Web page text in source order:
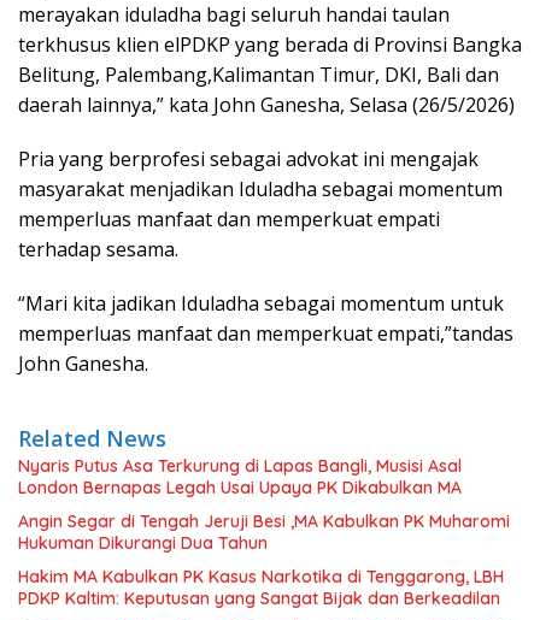
merayakan iduladha bagi seluruh handai taulan
terkhusus klien elPDKP yang berada di Provinsi Bangka
Belitung, Palembang,Kalimantan Timur, DKI, Bali dan
daerah lainnya,” kata John Ganesha, Selasa (26/5/2026)
Pria yang berprofesi sebagai advokat ini mengajak
masyarakat menjadikan Iduladha sebagai momentum
memperluas manfaat dan memperkuat empati
terhadap sesama.
“Mari kita jadikan Iduladha sebagai momentum untuk
memperluas manfaat dan memperkuat empati,”tandas
John Ganesha.
Related News
Nyaris Putus Asa Terkurung di Lapas Bangli, Musisi Asal
London Bernapas Legah Usai Upaya PK Dikabulkan MA
Angin Segar di Tengah Jeruji Besi ,MA Kabulkan PK Muharomi
Hukuman Dikurangi Dua Tahun
Hakim MA Kabulkan PK Kasus Narkotika di Tenggarong, LBH
PDKP Kaltim: Keputusan yang Sangat Bijak dan Berkeadilan